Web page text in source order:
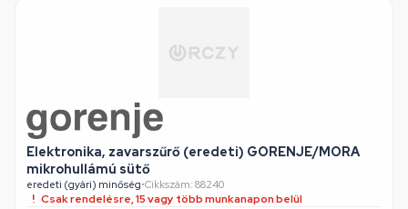
Elektronika, zavarszűrő (eredeti) GORENJE/MORA
mikrohullámú sütő
eredeti (gyári) minőség•Cikkszám: 88240
Csak rendelésre, 15 vagy több munkanapon belül